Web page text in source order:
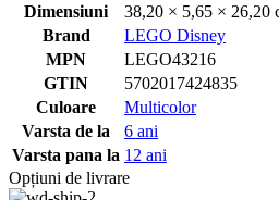
Dimensiuni
38,20 × 5,65 × 26,20
Brand
LEGO Disney
MPN
LEGO43216
GTIN
5702017424835
Culoare
Multicolor
Varsta de la
6 ani
Varsta pana la 12 ani
Opțiuni de livrare